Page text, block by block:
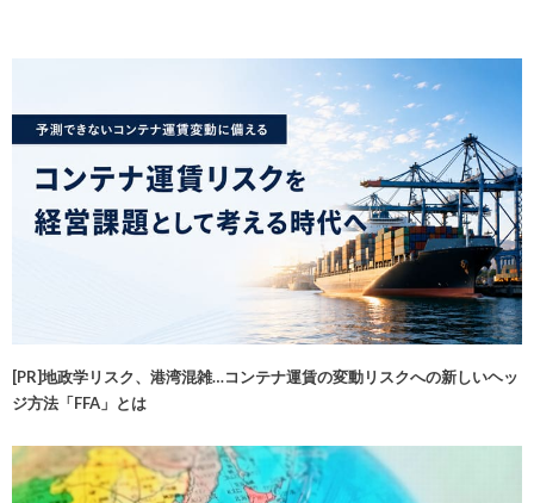
[PR]地政学リスク、港湾混雑…コンテナ運賃の変動リスクへの新しいヘッ
ジ方法「FFA」とは